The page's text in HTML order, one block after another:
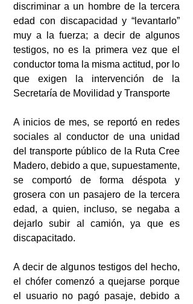
discriminar a un hombre de la tercera
edad con discapacidad y “levantarlo”
muy a la fuerza; a decir de algunos
testigos, no es la primera vez que el
conductor toma la misma actitud, por lo
que exigen la intervención de la
Secretaría de Movilidad y Transporte
A inicios de mes, se reportó en redes
sociales al conductor de una unidad
del transporte público de la Ruta Cree
Madero, debido a que, supuestamente,
se comportó de forma déspota y
grosera con un pasajero de la tercera
edad, a quien, incluso, se negaba a
dejarlo subir al camión, ya que es
discapacitado.
A decir de algunos testigos del hecho,
el chófer comenzó a quejarse porque
el usuario no pagó pasaje, debido a